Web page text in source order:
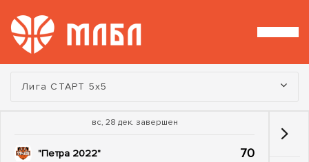
Турнир:
Лига СТАРТ 5х5
вс, 28 дек. завершен
"Петра 2022" 70